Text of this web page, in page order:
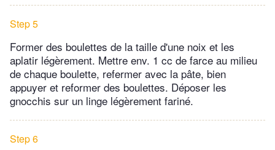
Step 5
Former des boulettes de la taille d'une noix et les
aplatir légèrement. Mettre env. 1 cc de farce au milieu
de chaque boulette, refermer avec la pâte, bien
appuyer et reformer des boulettes. Déposer les
gnocchis sur un linge légèrement fariné.
Step 6